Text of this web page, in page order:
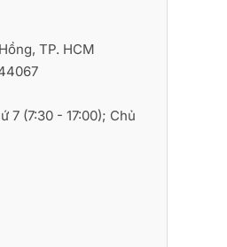
TP. HCM
7 (7:30 - 17:00); Chủ